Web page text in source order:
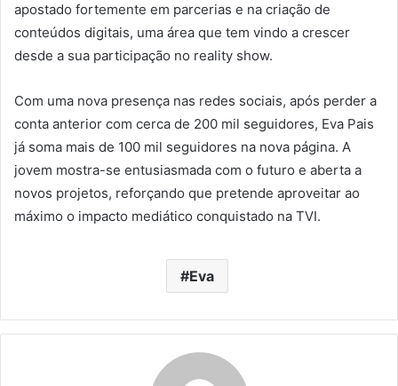
apostado fortemente em parcerias e na criação de
conteúdos digitais, uma área que tem vindo a crescer
desde a sua participação no reality show.
Com uma nova presença nas redes sociais, após perder a
conta anterior com cerca de 200 mil seguidores, Eva Pais
já soma mais de 100 mil seguidores na nova página. A
jovem mostra-se entusiasmada com o futuro e aberta a
novos projetos, reforçando que pretende aproveitar ao
máximo o impacto mediático conquistado na TVI.
Eva